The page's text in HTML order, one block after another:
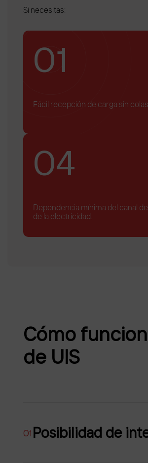
Si necesitas:
01
Fácil recepción de carga sin colas
04
Dependencia mínima del canal
de la electricidad.
Cómo
de UIS
01 Posibilidad de